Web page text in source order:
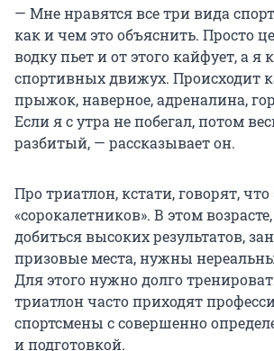
— Мне нравятся все три вида
как и чем это объяснить. Просто
водку пьет и от этого кайфует, а я
спортивных движух. Происходит
прыжок, наверное, адреналина,
Если я с утра не побегал, потом
разбитый, — рассказывает он.
Про триатлон, кстати, говорят, что
«сорокалетников». В этом
добиться высоких результатов,
призовые места, нужны
Для этого нужно долго
триатлон часто приходят
спортсмены с совершенно
и подготовкой.